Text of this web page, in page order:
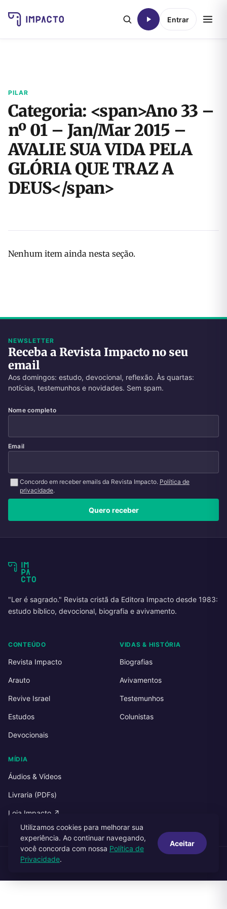
Entrar
PILAR
Categoria: <span>Ano 33 –
nº 01 – Jan/Mar 2015 –
AVALIE SUA VIDA PELA
GLÓRIA QUE TRAZ A
DEUS</span>
Nenhum item ainda nesta seção.
NEWSLETTER
Receba a Revista Impacto no seu
email
Aos domingos: estudo, devocional, reflexão. Às quartas:
notícias, testemunhos e novidades. Sem spam.
Nome completo
Email
Concordo em receber emails da Revista Impacto. Política de
privacidade.
Quero receber
"Ler é sagrado." Revista cristã da Editora Impacto desde 1983:
estudo bíblico, devocional, biografia e avivamento.
CONTEÚDO
Revista Impacto
Arauto
Revive Israel
Estudos
Devocionais
VIDAS & HISTÓRIA
Biografias
Avivamentos
Testemunhos
Colunistas
MÍDIA
Áudios & Vídeos
Livraria (PDFs)
Loja Impacto ↗
© 2026 Impacto Publicações. Todos os direitos reservados.
Utilizamos cookies para melhorar sua
experiência. Ao continuar navegando,
você concorda com nossa Política de
Privacidade.
Aceitar